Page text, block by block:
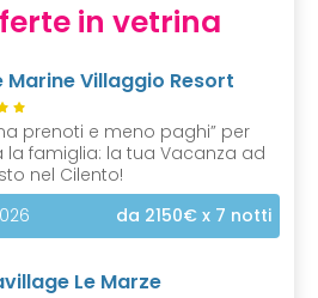
in vetrina
Marine Villaggio Resort
prenoti e meno paghi” per
la famiglia: la tua Vacanza ad
nel Cilento!
da 2150€ x 7 notti
Le Marze